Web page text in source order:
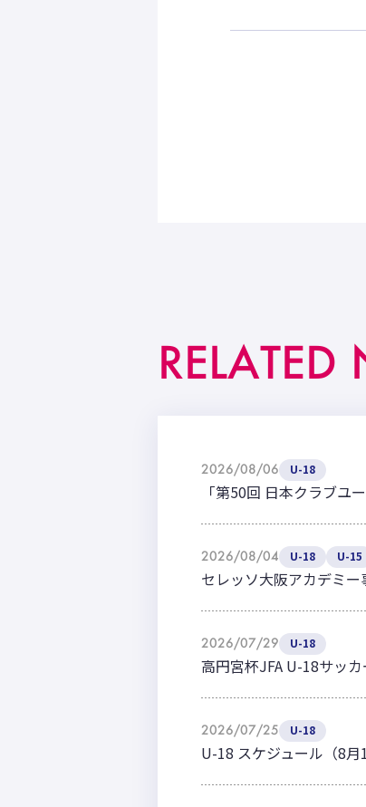
RELATED
2026/08/06 U-18
「第50回 日本クラブユ
2026/08/04 U-18 U-15
セレッソ大阪アカデミ
2026/07/29 U-18
高円宮杯JFA U-18サッ
2026/07/25 U-18
U-18 スケジュール（8月